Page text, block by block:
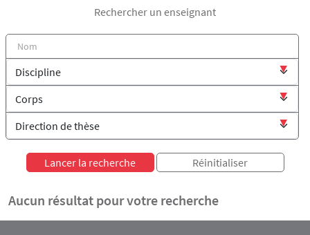
Rechercher un enseignant
Aucun résultat pour votre recherche